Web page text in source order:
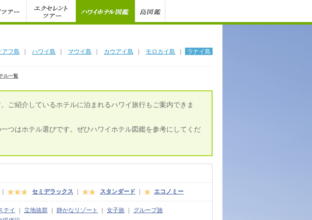
アフ島 ハワイ島 マウイ島 カウアイ島 モロカイ島 ラナイ島
ル一覧
ご紹介しているホテルに泊まれるハワイ旅行もご案内できま
つはホテル選びです。ぜひハワイホテル図鑑を参考にしてくだ
セミデラックス スタンダード エコノミー
テイ 立地抜群 静かなリゾート 女子旅
グループ旅